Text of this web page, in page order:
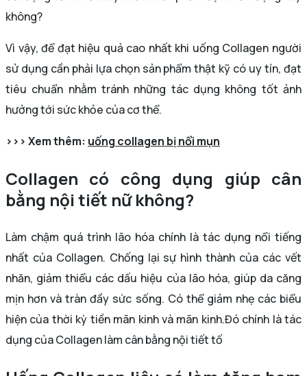
không?
Vì vậy, để đạt hiệu quả cao nhất khi uống Collagen người
sử dụng cần phải lựa chọn sản phẩm thật kỹ có uy tín, đạt
tiêu chuẩn nhằm tránh những tác dụng không tốt ảnh
hưởng tới sức khỏe của cơ thể.
>>> Xem thêm: uống collagen bị nổi mụn
Collagen có công dụng giúp cân
bằng nội tiết nữ không?
Làm chậm quá trình lão hóa chính là tác dụng nổi tiếng
nhất của Collagen. Chống lại sự hình thành của các vết
nhăn, giảm thiểu các dấu hiệu của lão hóa, giúp da căng
mịn hơn và tràn đầy sức sống. Có thể giảm nhẹ các biểu
hiện của thời kỳ tiền mãn kinh và mãn kinh.Đó chính là tác
dụng của Collagen làm cân bằng nội tiết tố